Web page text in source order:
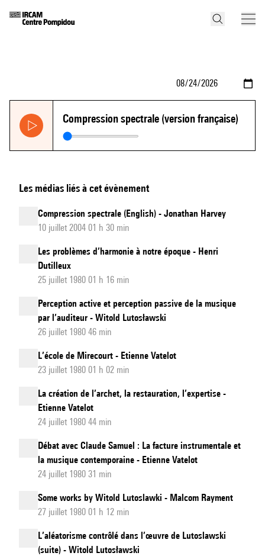
Compression spectrale (version française)
Les médias liés à cet évènement
Compression spectrale (English) - Jonathan Harvey
10 juillet 2004 01 h 30 min
Les problèmes d’harmonie à notre époque - Henri
Dutilleux
25 juillet 1980 01 h 16 min
Perception active et perception passive de la musique
par l’auditeur - Witold Lutosławski
26 juillet 1980 46 min
L’école de Mirecourt - Etienne Vatelot
23 juillet 1980 01 h 02 min
La création de l’archet, la restauration, l’expertise -
Etienne Vatelot
24 juillet 1980 44 min
Débat avec Claude Samuel : La facture instrumentale et
la musique contemporaine - Etienne Vatelot
24 juillet 1980 31 min
Some works by Witold Lutoslawki - Malcom Rayment
27 juillet 1980 01 h 12 min
L’aléatorisme contrôlé dans l’œuvre de Lutoslawski
(suite) - Witold Lutosławski